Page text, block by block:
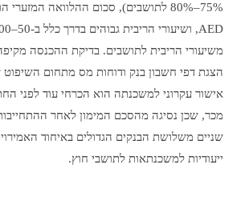
משיעורי הריבית לתושבים. בדיקת ההכנסה
הצגת דפי חשבון בנק ודוחות מס מתחום
אישור עקרוני למשכנתה הוא הכרחי עוד לפני
מכר, שכן נסיגה מהסכם המימון לאחר
שניים משלושת הבנקים הגדולים באיחוד
ייעודיות למשכנתאות לתושבי חוץ.